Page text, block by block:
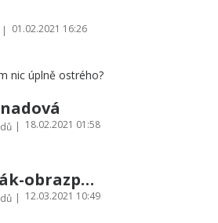
| 01.02.2021 16:26
nic úplně ostrého?
| 18.02.2021 01:58
Petr Dvořák-obrazprovas.cz
| 12.03.2021 10:49